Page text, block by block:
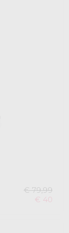
€ 79,99
€ 40